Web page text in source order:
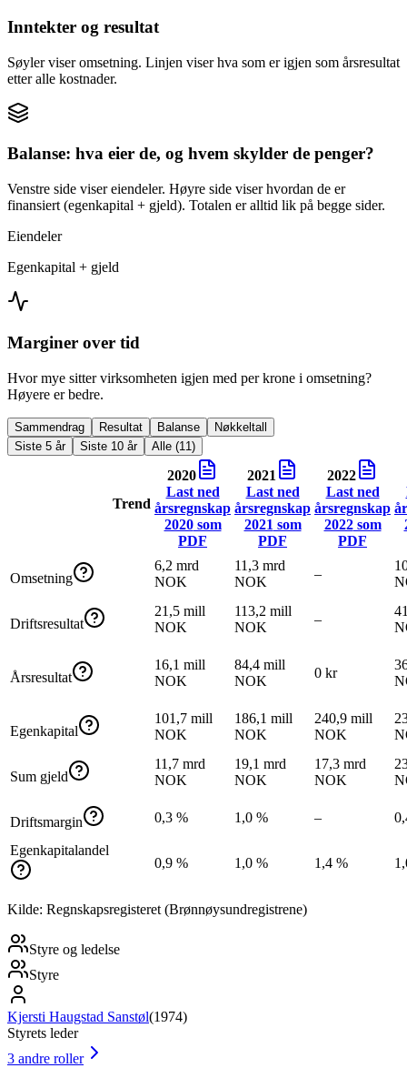
Inntekter og resultat
Søyler viser omsetning. Linjen viser hva som er igjen som årsresultat
etter alle kostnader.
Balanse: hva eier de, og hvem skylder de penger?
Venstre side viser eiendeler. Høyre side viser hvordan de er
finansiert (egenkapital + gjeld). Totalen er alltid lik på begge sider.
Eiendeler
Egenkapital + gjeld
Marginer over tid
Hvor mye sitter virksomheten igjen med per krone i omsetning?
Høyere er bedre.
Sammendrag Resultat Balanse
Nøkkeltall
Siste 5 år
Siste 10 år Alle (11)
Trend
2020
Last ned
årsregnskap
2020som
PDF
2021
Last ned
årsregnskap
2021 som
PDF
2022
Last ned
årsregnskap
2022som
PDF
Omsetning
6,2 mrd
NOK
11,3 mrd
NOK
–
Driftsresultat
21,5 mill
NOK
113,2 mill
NOK
–
Årsresultat
16,1 mill
NOK
84,4 mill
NOK
0 kr
Egenkapital
101,7 mill
NOK
186,1 mill
NOK
240,9 mill
NOK
Sum gjeld
11,7 mrd
NOK
19,1 mrd
NOK
17,3 mrd
NOK
Driftsmargin 0,3 % 1,0 % –
Egenkapitalandel
0,9 %
1,0 % 1,4 %
Kilde: Regnskapsregisteret (Brønnøysundregistrene)
Styre og ledelse
Styre
Kjersti Haugstad Sanstøl(1974)
Styrets leder
3 andre roller